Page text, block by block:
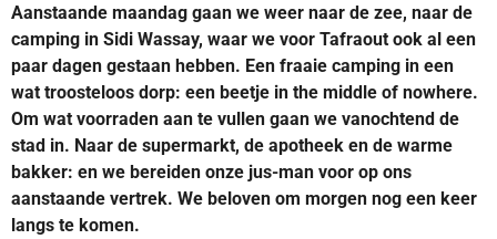
Aanstaande maandag gaan we weer naar de zee, naar de
camping in Sidi Wassay, waar we voor Tafraout ook al een
paar dagen gestaan hebben. Een fraaie camping in een
wat troosteloos dorp: een beetje in the middle of nowhere.
Om wat voorraden aan te vullen gaan we vanochtend de
stad in. Naar de supermarkt, de apotheek en de warme
bakker: en we bereiden onze jus-man voor op ons
aanstaande vertrek. We beloven om morgen nog een keer
langs te komen.